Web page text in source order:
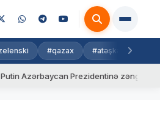
#qazax #atəşkəs
Prezidentinə zəng edib